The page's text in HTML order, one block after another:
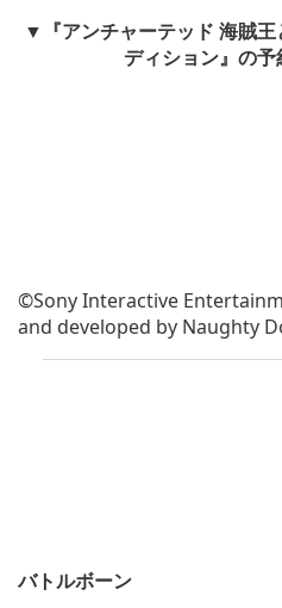
▼『アンチャーテッド 海賊
ディション』の
©Sony Interactive
and developed by Naughty
バトルボーン